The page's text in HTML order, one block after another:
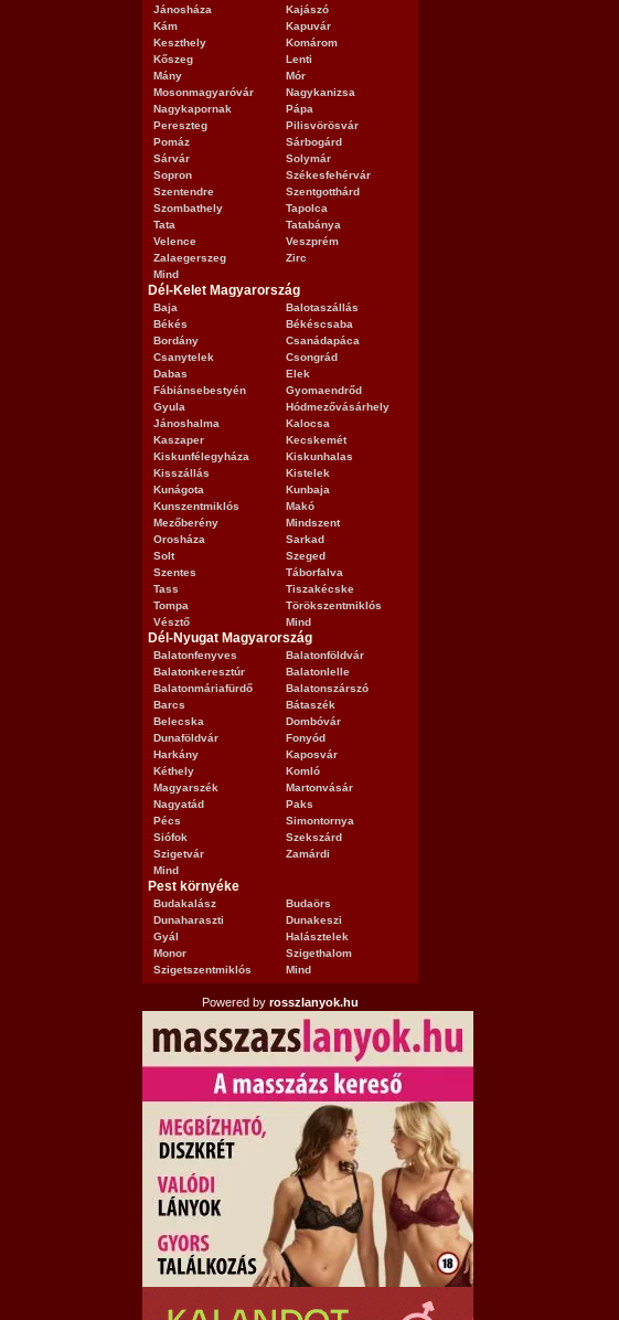
Jánosháza
Kajászó
Kám
Kapuvár
Keszthely
Komárom
Kőszeg
Lenti
Mány
Mór
Mosonmagyaróvár
Nagykanizsa
Nagykapornak
Pápa
Pereszteg
Pilisvörösvár
Pomáz
Sárbogárd
Sárvár
Solymár
Sopron
Székesfehérvár
Szentendre
Szentgotthárd
Szombathely
Tapolca
Tata
Tatabánya
Velence
Veszprém
Zalaegerszeg
Zirc
Mind
Dél-Kelet Magyarország
Baja
Balotaszállás
Békés
Békéscsaba
Bordány
Csanádapáca
Csanytelek
Csongrád
Dabas
Elek
Fábiánsebestyén
Gyomaendrőd
Gyula
Hódmezővásárhely
Jánoshalma
Kalocsa
Kaszaper
Kecskemét
Kiskunfélegyháza
Kiskunhalas
Kisszállás
Kistelek
Kunágota
Kunbaja
Kunszentmiklós
Makó
Mezőberény
Mindszent
Orosháza
Sarkad
Solt
Szeged
Szentes
Táborfalva
Tass
Tiszakécske
Tompa
Törökszentmiklós
Vésztő
Mind
Dél-Nyugat Magyarország
Balatonfenyves
Balatonföldvár
Balatonkeresztúr
Balatonlelle
Balatonmáriafürdő
Balatonszárszó
Barcs
Bátaszék
Belecska
Dombóvár
Dunaföldvár
Fonyód
Harkány
Kaposvár
Kéthely
Komló
Magyarszék
Martonvásár
Nagyatád
Paks
Pécs
Simontornya
Siófok
Szekszárd
Szigetvár
Zamárdi
Mind
Pest környéke
Budakalász
Budaörs
Dunaharaszti
Dunakeszi
Gyál
Halásztelek
Monor
Szigethalom
Szigetszentmiklós
Mind
Powered by rosszlanyok.hu